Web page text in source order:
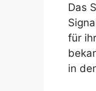
Das
für
in